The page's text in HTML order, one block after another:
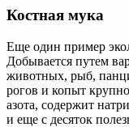
Костная мука
Еще один пример
Добывается путем
животных, рыб,
рогов и копыт
азота, содержит
и еще с десяток